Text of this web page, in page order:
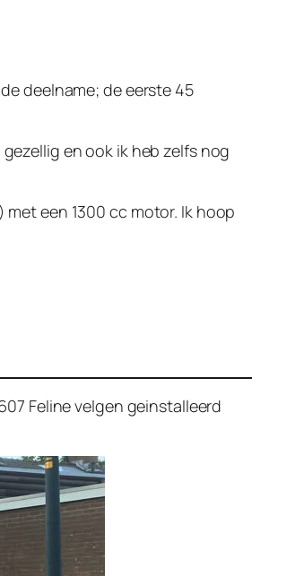
deelname; de eerste 45
en ook ik heb zelfs nog
met een 1300 cc motor. Ik hoop
Feline velgen geinstalleerd